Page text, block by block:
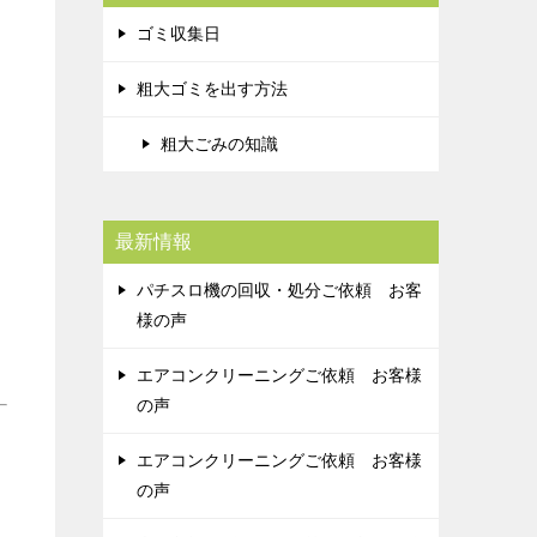
ゴミ収集日
粗大ゴミを出す方法
粗大ごみの知識
最新情報
パチスロ機の回収・処分ご依頼 お客
様の声
エアコンクリーニングご依頼 お客様
の声
エアコンクリーニングご依頼 お客様
の声